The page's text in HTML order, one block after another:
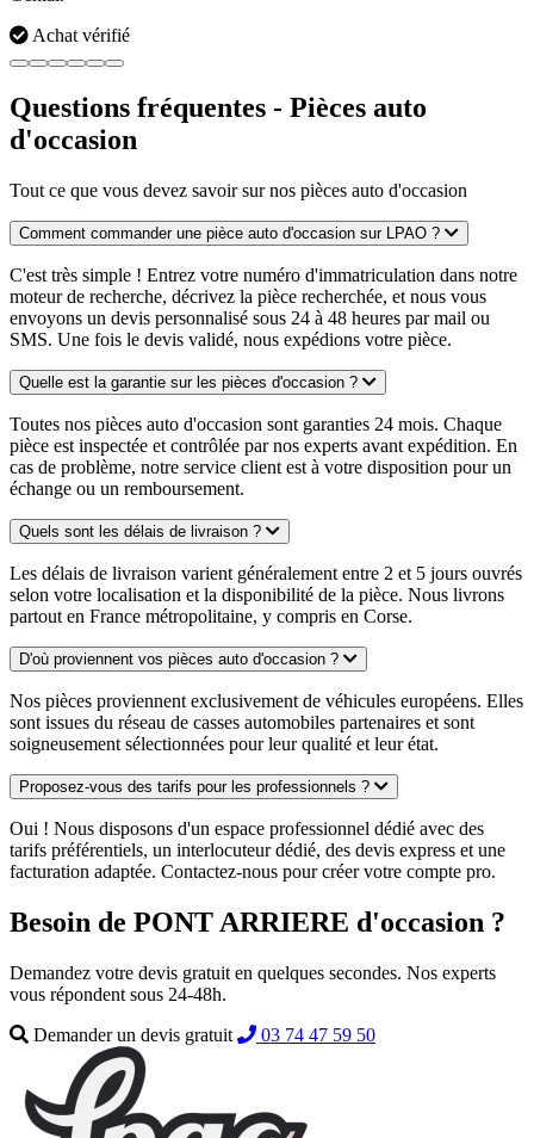
Achat vérifié
Questions fréquentes - Pièces auto
d'occasion
Tout ce que vous devez savoir sur nos pièces auto d'occasion
Comment commander une pièce auto d'occasion sur LPAO ?
C'est très simple ! Entrez votre numéro d'immatriculation dans notre
moteur de recherche, décrivez la pièce recherchée, et nous vous
envoyons un devis personnalisé sous 24 à 48 heures par mail ou
SMS. Une fois le devis validé, nous expédions votre pièce.
Quelle est la garantie sur les pièces d'occasion ?
Toutes nos pièces auto d'occasion sont garanties 24 mois. Chaque
pièce est inspectée et contrôlée par nos experts avant expédition. En
cas de problème, notre service client est à votre disposition pour un
échange ou un remboursement.
Quels sont les délais de livraison ?
Les délais de livraison varient généralement entre 2 et 5 jours ouvrés
selon votre localisation et la disponibilité de la pièce. Nous livrons
partout en France métropolitaine, y compris en Corse.
D'où proviennent vos pièces auto d'occasion ?
Nos pièces proviennent exclusivement de véhicules européens. Elles
sont issues du réseau de casses automobiles partenaires et sont
soigneusement sélectionnées pour leur qualité et leur état.
Proposez-vous des tarifs pour les professionnels ?
Oui ! Nous disposons d'un espace professionnel dédié avec des
tarifs préférentiels, un interlocuteur dédié, des devis express et une
facturation adaptée. Contactez-nous pour créer votre compte pro.
Besoin de PONT ARRIERE d'occasion ?
Demandez votre devis gratuit en quelques secondes. Nos experts
vous répondent sous 24-48h.
Demander un devis gratuit
03 74 47 59 50